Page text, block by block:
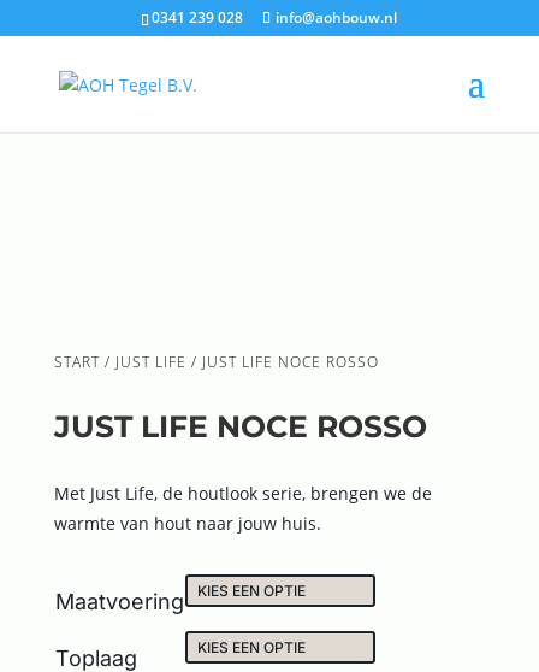
0341 239 028 info@aohbouw.nl
START/ JUST LIFE / JUST LIFE NOCE ROSSO
JUST LIFE NOCE ROSSO
Met Just Life, de houtlook serie, brengen we de
warmte van hout naar jouw huis.
Maatvoering
Toplaag